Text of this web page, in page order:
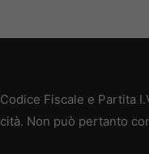
Fiscale e Partita
Non può pertanto